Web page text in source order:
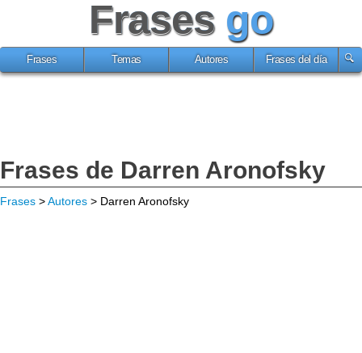
Frases go
Frases Temas Autores Frases del día
Frases de Darren Aronofsky
Frases >Autores > Darren Aronofsky